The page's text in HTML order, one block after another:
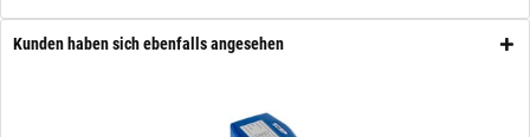
Kunden haben sich ebenfalls angesehen